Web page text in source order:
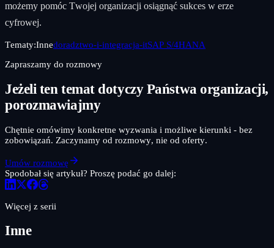
możemy pomóc Twojej organizacji osiągnąć sukces w erze
cyfrowej.
Tematy:Innedoradztwo-i-integracja-itSAP S/4HANA
Zapraszamy do rozmowy
Jeżeli ten temat dotyczy Państwa organizacji,
porozmawiajmy
Chętnie omówimy konkretne wyzwania i możliwe kierunki - bez
zobowiązań. Zaczynamy od rozmowy, nie od oferty.
Umów rozmowę
Spodobał się artykuł? Proszę podać go dalej:
Więcej z serii
Inne